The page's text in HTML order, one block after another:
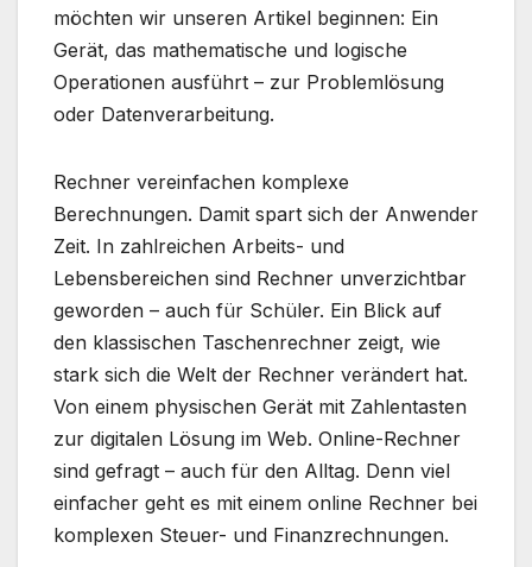
möchten wir unseren Artikel beginnen: Ein
Gerät, das mathematische und logische
Operationen ausführt – zur Problemlösung
oder Datenverarbeitung.
Rechner vereinfachen komplexe
Berechnungen. Damit spart sich der Anwender
Zeit. In zahlreichen Arbeits- und
Lebensbereichen sind Rechner unverzichtbar
geworden – auch für Schüler. Ein Blick auf
den klassischen Taschenrechner zeigt, wie
stark sich die Welt der Rechner verändert hat.
Von einem physischen Gerät mit Zahlentasten
zur digitalen Lösung im Web. Online-Rechner
sind gefragt – auch für den Alltag. Denn viel
einfacher geht es mit einem online Rechner bei
komplexen Steuer- und Finanzrechnungen.